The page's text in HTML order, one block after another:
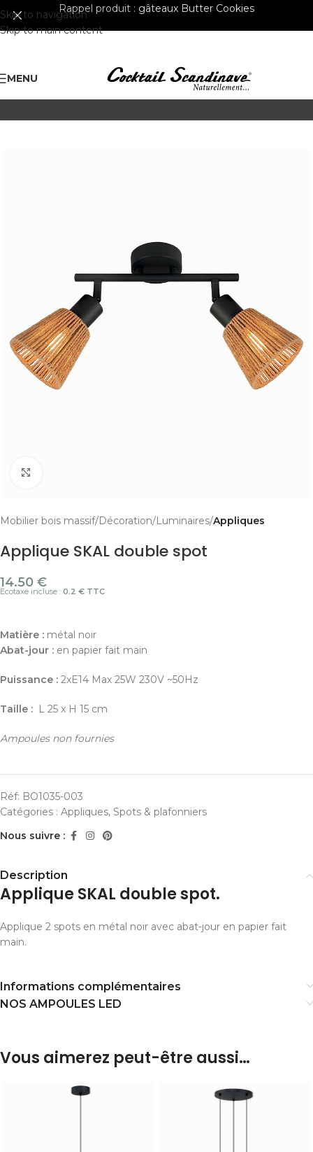
Skip to navigation
Skip to main content
Rappel produit : gâteaux Butter Cookies
MENU
Mobilier bois massif Décoration Luminaires Appliques
Applique SKAL double spot
14.50 €
Ecotaxe incluse : 0.2 € TTC
Matière : métal noir
Abat-jour : en papier fait main
Puissance : 2xE14 Max 25W 230V ~50Hz
Taille : L 25 x H 15 cm
Ampoules non fournies
Réf: BO1035-003
Catégories : Appliques, Spots & plafonniers
Nous suivre :
Description
Applique SKAL double spot.
Applique 2 spots en métal noir avec abat-jour en papier fait
main.
Informations complémentaires
NOS AMPOULES LED
Vous aimerez peut-être aussi…